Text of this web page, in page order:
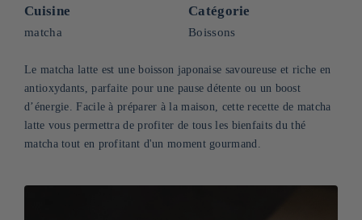
Cuisine
matcha
Catégorie
Boissons
Le matcha latte est une boisson japonaise savoureuse et riche en
antioxydants, parfaite pour une pause détente ou un boost
d’énergie. Facile à préparer à la maison, cette recette de matcha
latte vous permettra de profiter de tous les bienfaits du thé
matcha tout en profitant d'un moment gourmand.